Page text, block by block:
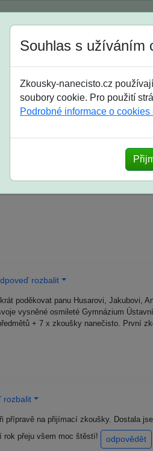
8. třída 9. třída střední
na SŠ? Vaše ohlasy
Souhlas s užíváním
Zkousky-nanecisto.cz
soubory cookie. Pro použití
Podrobné informace o cookies
rozbalit
poděkovat panu Husarovi, Jakubovi,
vysněné osmileté Gymnázium
+ 7 x zkoušky nanečisto. První
rozbalit
přípravě na přijímací zkoušky. Dostala
přeju všem moc štěstí!
odpovědět